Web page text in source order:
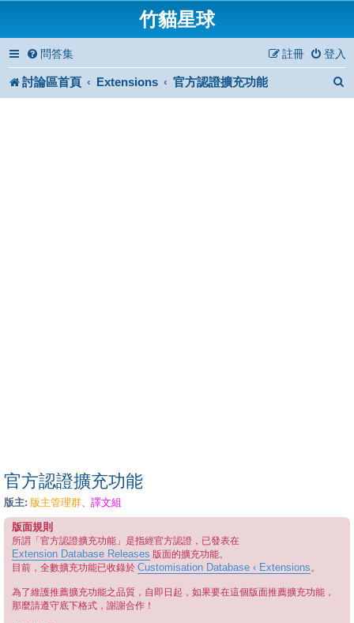
竹貓星球
問答集 登入
註冊
討論區首頁 Extensions 官方認證擴充功能
官方認證擴充功能
版主: 版主管理群、 譯文組
版面規則
所謂「官方認證擴充功能」是指經官方認證，已發表在
Extension Database Releases 版面的擴充功能。
目前，全數擴充功能已收錄於 Customisation Database ‹ Extensions。
為了維護推薦擴充功能之品質，自即日起，如果要在這個版面推薦擴充功能，
那麼請遵守底下格式，謝謝合作！